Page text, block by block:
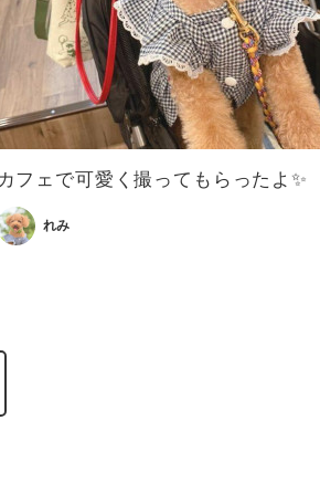
フェで可愛く撮ってもらったよ✨
れみ